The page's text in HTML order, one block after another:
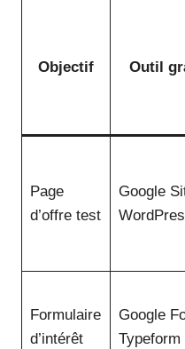
Objectif Outil
Page
d’offre test
Google
Formulaire
d’intérêt
Google
Typeform